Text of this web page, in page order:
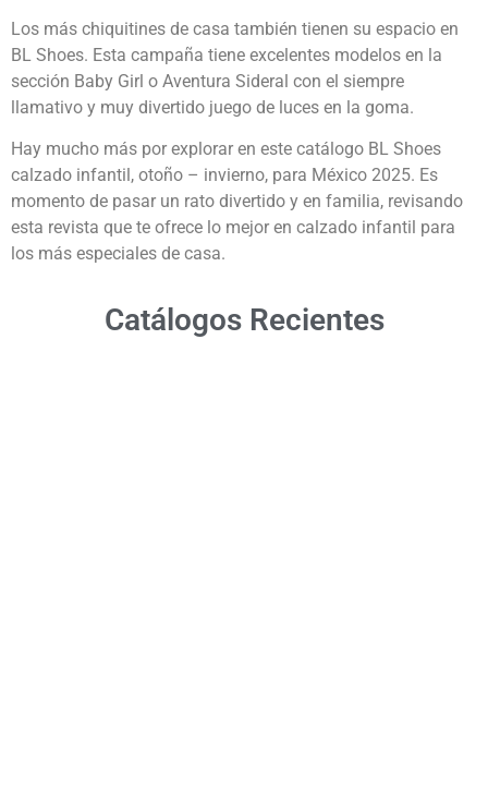
Los más chiquitines de casa también tienen su espacio en
BL Shoes. Esta campaña tiene excelentes modelos en la
sección Baby Girl o Aventura Sideral con el siempre
llamativo y muy divertido juego de luces en la goma.
Hay mucho más por explorar en este catálogo BL Shoes
calzado infantil, otoño – invierno, para México 2025. Es
momento de pasar un rato divertido y en familia, revisando
esta revista que te ofrece lo mejor en calzado infantil para
los más especiales de casa.
Catálogos Recientes